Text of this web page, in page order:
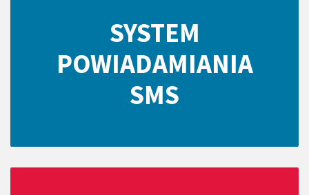
SYSTEM
POWIADAMIANIA
SMS